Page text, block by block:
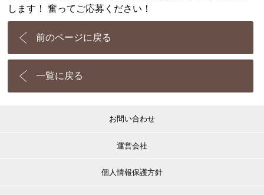
します！ 奮ってご応募ください！
前のページに戻る
一覧に戻る
お問い合わせ
運営会社
個人情報保護方針